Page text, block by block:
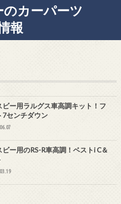
カーパーツ
報
ビー用ラルグス車高調キット！フ
7センチダウン
ビー用のRS-R車高調！ベストi C＆